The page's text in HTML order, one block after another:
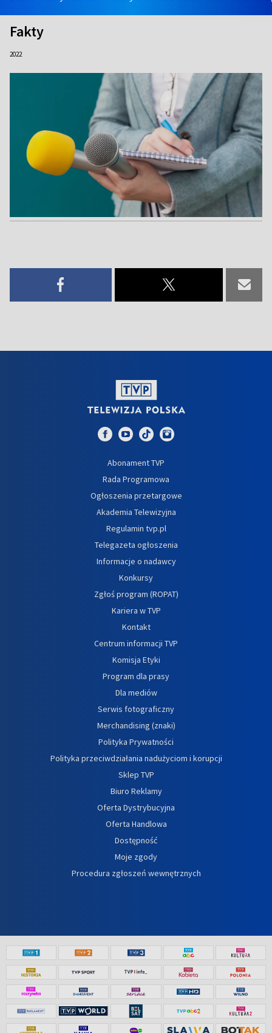
Fakty
2022
Abonament TVP
Rada Programowa
Ogłoszenia przetargowe
Akademia Telewizyjna
Regulamin tvp.pl
Telegazeta ogłoszenia
Informacje o nadawcy
Konkursy
Zgłoś program (ROPAT)
Kariera w TVP
Kontakt
Centrum informacji TVP
Komisja Etyki
Program dla prasy
Dla mediów
Serwis fotograficzny
Merchandising (znaki)
Polityka Prywatności
Polityka przeciwdziałania nadużyciom i korupcji
Sklep TVP
Biuro Reklamy
Oferta Dystrybucyjna
Oferta Handlowa
Dostępność
Moje zgody
Procedura zgłoszeń wewnętrznych